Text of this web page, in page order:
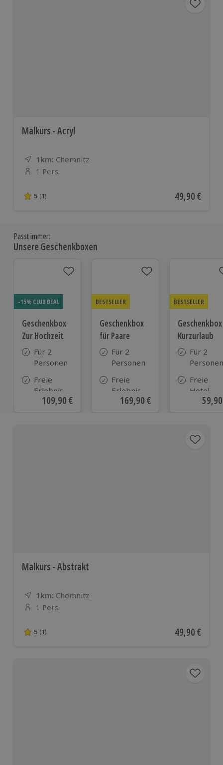
Malkurs - Acryl
1km: Entfernung
Standort
Chemnitz
Anzahl der Teilnehmer
1 Pers.
5 von 5 Sternen basierend auf 1 Bewertungen
5 (1) Aktueller
49,90 €
Passt immer:
Unsere Geschenkboxen
-15% CLUB DEAL
Geschenkbox
Zur Hochzeit
Für 2
Personen
Freie
Erlebnis-
Auswahl
Aktueller Preis
109,90 €
BESTSELLER
Geschenkbox
für Paare
Für 2
Personen
Freie
Erlebnis-
Auswahl
Aktueller Preis
169,90 €
BESTSELLER
Geschenkbox
Kurzurlaub
Für 2
Personen
Freie
Hotel-
Auswahl
Malkurs - Abstrakt
1km: Entfernung
Standort
Chemnitz
Anzahl der Teilnehmer
1 Pers.
5 von 5 Sternen basierend auf 1 Bewertungen
5 (1) Aktueller
49,90 €